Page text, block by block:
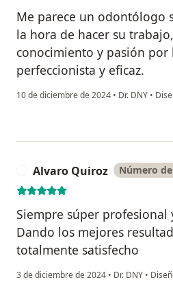
Me parece un odontólogo
la hora de hacer su
conocimiento y pasión por
perfeccionista y eficaz.
10 de diciembre de 2024 • Dr. DNY •
Alvaro Quiroz Número
Siempre súper profesional
Dando los mejores
totalmente satisfecho
3 de diciembre de 2024 • Dr. DNY •